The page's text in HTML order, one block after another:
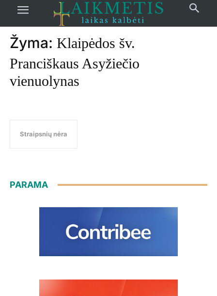
žymos Klaipėdos šv. Pranciškaus Asyžiečio vienuolynas
Žyma: Klaipėdos šv.
Pranciškaus Asyžiečio
vienuolynas
Straipsnių nėra
PARAMA